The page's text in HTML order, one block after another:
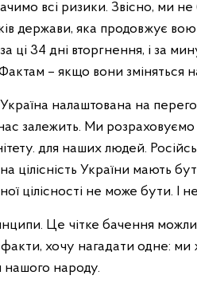
всі ризики. Звісно, ми
держави, яка продовжує
ці 34 дні вторгнення, і за
– якщо вони зміняться
налаштована на
залежить. Ми
для наших людей.
цілісність України мають
цілісності не може бути. І
Це чітке бачення
хочу нагадати одне:
нашого народу.